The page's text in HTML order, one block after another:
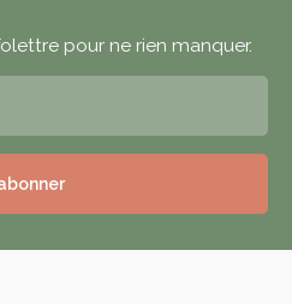
pour ne rien manquer.